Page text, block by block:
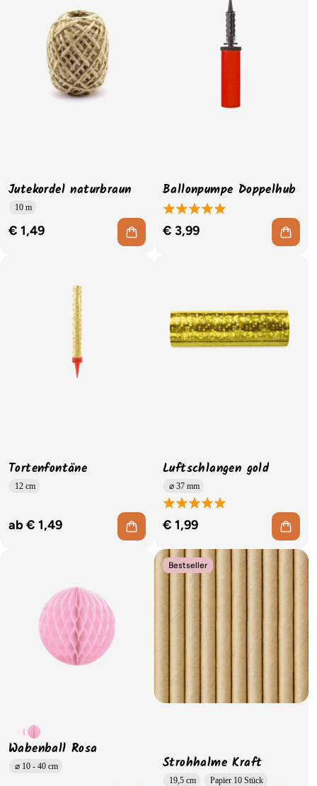
Jutekordel naturbraun
10 m
€ 1,49
Ballonpumpe Doppelhub
€ 3,99
Tortenfontäne
12 cm
ab € 1,49
Luftschlangen gold
⌀ 37 mm
€ 1,99
Wabenball Rosa
⌀ 10 - 40 cm
Bestseller
Strohhalme Kraft
19,5 cm Papier 10 Stück